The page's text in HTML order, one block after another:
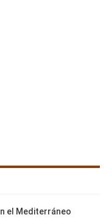
el Mediterráneo